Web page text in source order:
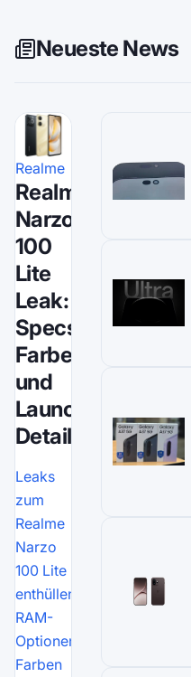
Neueste News
Realme
Realme
Narzo
100
Lite
Leak:
Specs,
Farben
und
Launch-
Details
Leaks
zum
Realme
Narzo
100 Lite
enthüllen
RAM-
Optionen,
Farben